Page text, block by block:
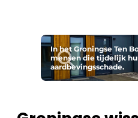
Installatie & Bouw |
installatietechniek,
elektriciteit
In het Groningse Ten
mensen die tijdelijk
aardbevingsschade.